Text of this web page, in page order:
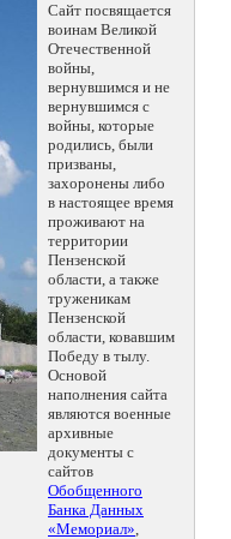
Сайт посвящается
воинам Великой
Отечественной
войны,
вернувшимся и не
вернувшимся с
войны, которые
родились, были
призваны,
захоронены либо
в настоящее время
проживают на
территории
Пензенской
области, а также
труженикам
Пензенской
области, ковавшим
Победу в тылу.
Основой
наполнения сайта
являются военные
архивные
документы с
сайтов
Обобщенного
Банка Данных
«Мемориал»,